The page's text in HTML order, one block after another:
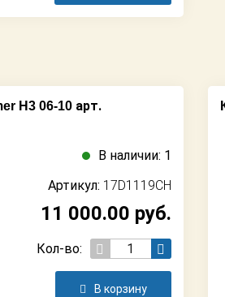
H3 06-10 арт.
В наличии: 1
Артикул: 17D1119CH
11 000.00 руб.
Кол-во:
В корзину